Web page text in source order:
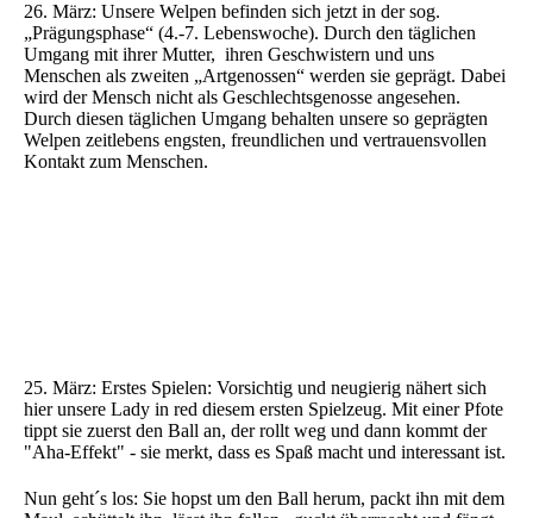
26. März: Unsere Welpen befinden sich jetzt in der sog.
„Prägungsphase“ (4.-7. Lebenswoche). Durch den täglichen
Umgang mit ihrer Mutter, ihren Geschwistern und uns
Menschen als zweiten „Artgenossen“ werden sie geprägt. Dabei
wird der Mensch nicht als Geschlechtsgenosse angesehen.
Durch diesen täglichen Umgang behalten unsere so geprägten
Welpen zeitlebens engsten, freundlichen und vertrauensvollen
Kontakt zum Menschen.
25. März: Erstes Spielen: Vorsichtig und neugierig nähert sich
hier unsere Lady in red diesem ersten Spielzeug. Mit einer Pfote
tippt sie zuerst den Ball an, der rollt weg und dann kommt der
"Aha-Effekt" - sie merkt, dass es Spaß macht und interessant ist.
Nun geht´s los: Sie hopst um den Ball herum, packt ihn mit dem